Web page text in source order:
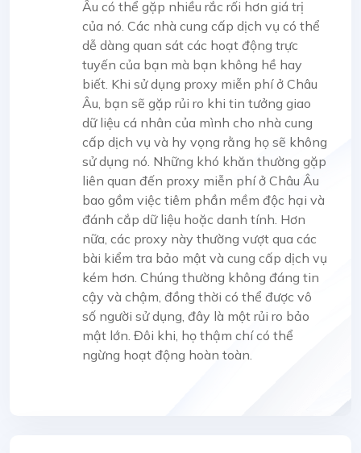
Âu có thể gặp nhiều rắc rối hơn giá trị
của nó. Các nhà cung cấp dịch vụ có thể
dễ dàng quan sát các hoạt động trực
tuyến của bạn mà bạn không hề hay
biết. Khi sử dụng proxy miễn phí ở Châu
Âu, bạn sẽ gặp rủi ro khi tin tưởng giao
dữ liệu cá nhân của mình cho nhà cung
cấp dịch vụ và hy vọng rằng họ sẽ không
sử dụng nó. Những khó khăn thường gặp
liên quan đến proxy miễn phí ở Châu Âu
bao gồm việc tiêm phần mềm độc hại và
đánh cắp dữ liệu hoặc danh tính. Hơn
nữa, các proxy này thường vượt qua các
bài kiểm tra bảo mật và cung cấp dịch vụ
kém hơn. Chúng thường không đáng tin
cậy và chậm, đồng thời có thể được vô
số người sử dụng, đây là một rủi ro bảo
mật lớn. Đôi khi, họ thậm chí có thể
ngừng hoạt động hoàn toàn.